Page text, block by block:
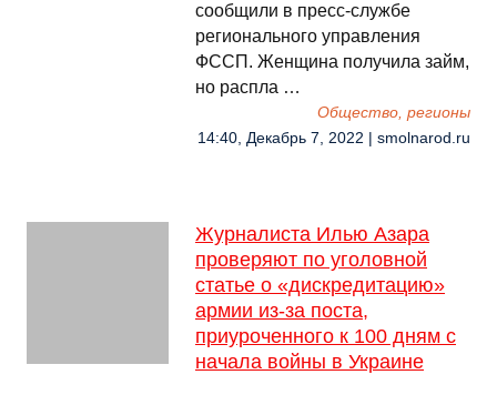
сообщили в пресс-службе
регионального управления
ФССП. Женщина получила займ,
но распла …
Общество, регионы
14:40, Декабрь 7, 2022 | smolnarod.ru
Журналиста Илью Азара
проверяют по уголовной
статье о «дискредитацию»
армии из-за поста,
приуроченного к 100 дням с
начала войны в Украине